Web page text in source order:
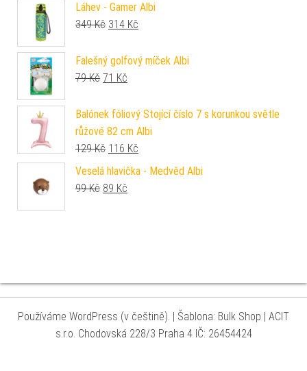
Láhev - Gamer Albi
349Kč Původní cena byla: 349 Kč.
314 Kč
Falešný golfový míček Albi
79Kč Původní cena byla: 79 Kč.
71 Kč
Balónek fóliový Stojící číslo 7 s korunkou světle
růžové 82 cm Albi
129Kč Původní cena byla: 129 Kč.
116 Kč
Veselá hlavička - Medvěd Albi
99Kč Původní cena byla: 99 Kč.
89 Kč
Používáme WordPress (v češtině). Šablona: Bulk Shop
| ACIT
s.r.o. Chodovská 228/3 Praha 4 IČ: 26454424